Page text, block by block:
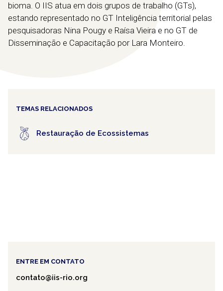
bioma. O IIS atua em dois grupos de trabalho (GTs),
estando representado no GT Inteligência territorial pelas
pesquisadoras Nina Pougy e Raísa Vieira e no GT de
Disseminação e Capacitação por Lara Monteiro.
TEMAS RELACIONADOS
Restauração de Ecossistemas
ENTRE EM CONTATO
contato@iis-rio.org